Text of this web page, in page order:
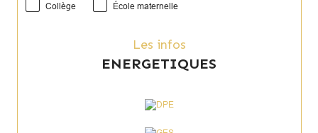
Collège
École maternelle
Les infos
ENERGETIQUES